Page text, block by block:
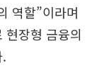
역할”이라며
현장형 금융의